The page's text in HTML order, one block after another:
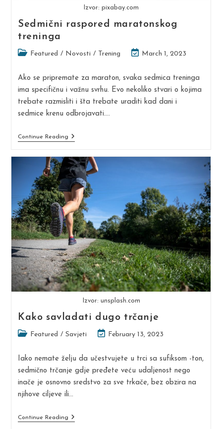
Izvor: pixabay.com
Sedmični raspored maratonskog
treninga
PostFeatured / Novosti / Trening
Post
modified:
March 1, 2023
Ako se pripremate za maraton, svaka sedmica treninga
ima specifičnu i važnu svrhu. Evo nekoliko stvari o kojima
trebate razmisliti i šta trebate uraditi kad dani i
sedmice krenu odbrojavati.…
Continue ReadingSedmični
Treninga
Izvor: unsplash.com
Kako savladati dugo trčanje
PostFeatured / Savjeti
Post
modified:
February 13, 2023
Iako nemate želju da učestvujete u trci sa sufiksom -ton,
sedmično trčanje gdje pređete veću udaljenost nego
inače je osnovno sredstvo za sve trkače, bez obzira na
njihove ciljeve ili…
Continue ReadingKako